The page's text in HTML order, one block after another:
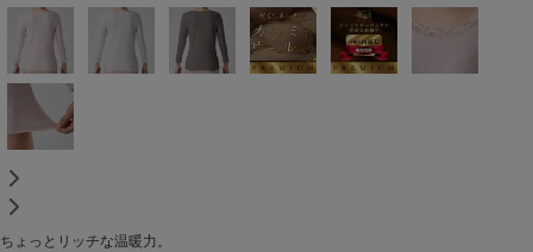
ちょっとリッチな温暖力。